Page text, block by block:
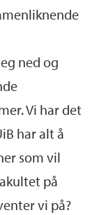
ned og
Vi har det
har alt å
som vil
på
vi på?